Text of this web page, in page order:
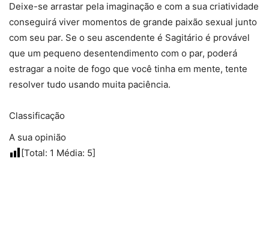
Deixe-se arrastar pela imaginação e com a sua criatividade
conseguirá viver momentos de grande paixão sexual junto
com seu par. Se o seu ascendente é Sagitário é provável
que um pequeno desentendimento com o par, poderá
estragar a noite de fogo que você tinha em mente, tente
resolver tudo usando muita paciência.
Classificação
A sua opinião
[Total: 1 Média: 5]